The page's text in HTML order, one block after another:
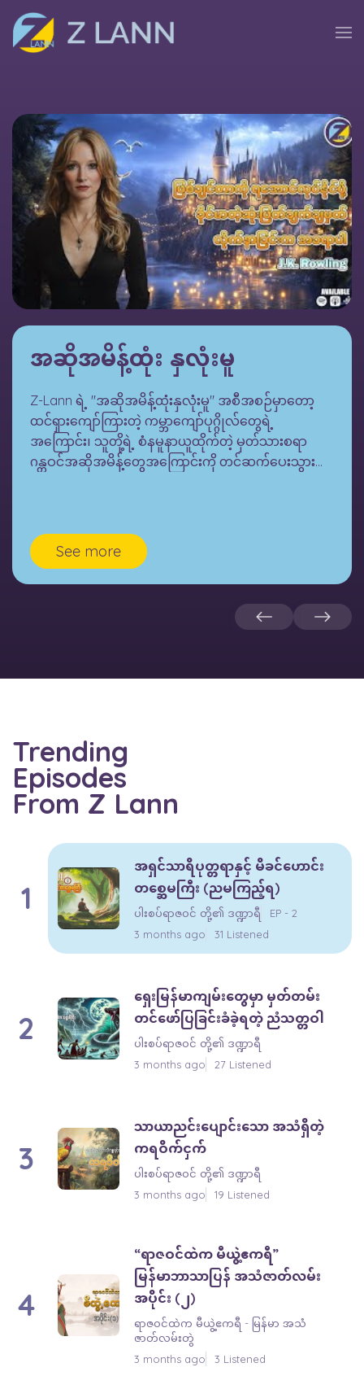
အဆိုအမိန့်ထုံး နှလုံးမူ
Z-Lann ရဲ့ "အဆိုအမိန့်ထုံးနှလုံးမူ" အစီအစဉ်မှာတော့
ထင်ရှားကျော်ကြားတဲ့ ကမ္ဘာကျော်ပုဂ္ဂိုလ်တွေရဲ့
အကြောင်း၊ သူတို့ရဲ့ စံနမူနာယူထိုက်တဲ့ မှတ်သားစရာ
ဂန္တဝင်အဆိုအမိန့်တွေအကြောင်းကို တင်ဆက်ပေးသွားမှာ
See more
Trending
Episodes
From Z Lann
1
အရှင်သာရိပုတ္တရာနှင့် မိခင်ဟောင်း
တစ္ဆေမကြီး (ညမကြည့်ရ)
ပါးစပ်ရာဇဝင် တို့၏ ဒဏ္ဍာရီ
EP - 2
3 months ago
31 Listened
2
ရှေးမြန်မာကျမ်းတွေမှာ မှတ်တမ်း
တင်ဖော်ပြခြင်းခံခဲ့ရတဲ့ ညံသတ္တဝါ
ပါးစပ်ရာဇဝင် တို့၏ ဒဏ္ဍာရီ
3 months ago
27 Listened
3
သာယာညင်းပျောင်းသော အသံရှိတဲ့
ကရဝိက်ငှက်
ပါးစပ်ရာဇဝင် တို့၏ ဒဏ္ဍာရီ
3 months ago
19 Listened
4
“ရာဇဝင်ထဲက မီယွဲ့ဧကရီ”
မြန်မာဘာသာပြန် အသံဇာတ်လမ်း
အပိုင်း (၂)
ရာဇ၀င်ထဲက မီယွဲ့ဧကရီ - မြန်မာ အသံ
ဇာတ်လမ်းတွဲ
3 months ago
3 Listened